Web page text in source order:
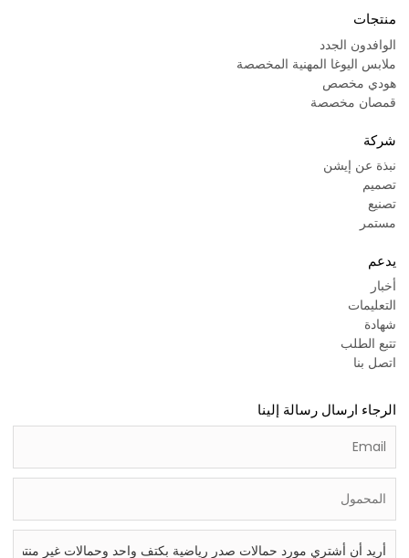
منتجات
الوافدون الجدد
ملابس اليوغا المهنية المخصصة
هودي مخصص
قمصان مخصصة
شركة
نبذة عن إيشن
تصميم
تصنيع
مستمر
يدعم
أخبار
التعليمات
شهادة
تتبع الطلب
اتصل بنا
الرجاء ارسال رسالة إلينا